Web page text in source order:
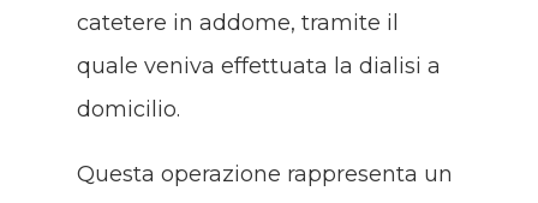
catetere in addome, tramite il
quale veniva effettuata la dialisi a
domicilio.
Questa operazione rappresenta un